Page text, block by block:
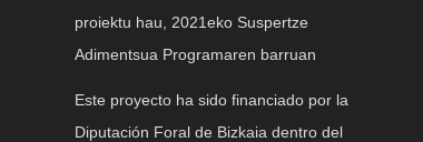
proiektu hau, 2021eko Suspertze
Adimentsua Programaren barruan
Este proyecto ha sido financiado por la
Diputación Foral de Bizkaia dentro del